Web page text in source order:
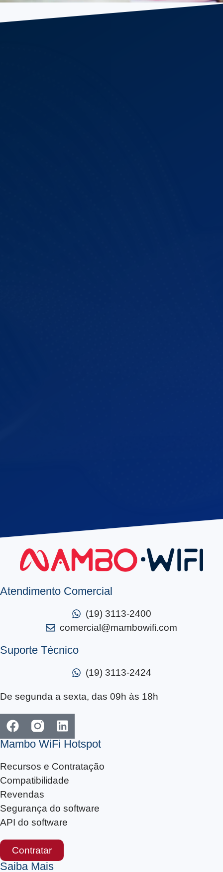
Atendimento Comercial
(19) 3113-2400
comercial@mambowifi.com
Suporte Técnico
(19) 3113-2424
De segunda a sexta, das 09h às 18h
Mambo WiFi Hotspot
Recursos e Contratação
Compatibilidade
Revendas
Segurança do software
API do software
Contratar
Saiba Mais